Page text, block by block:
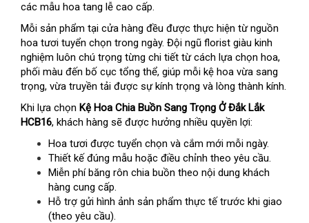
các mẫu hoa tang lễ cao cấp.
Mỗi sản phẩm tại cửa hàng đều được thực hiện từ nguồn
hoa tươi tuyển chọn trong ngày. Đội ngũ florist giàu kinh
nghiệm luôn chú trọng từng chi tiết từ cách lựa chọn hoa,
phối màu đến bố cục tổng thể, giúp mỗi kệ hoa vừa sang
trọng, vừa truyền tải được sự kính trọng và lòng thành kính.
Khi lựa chọn Kệ Hoa Chia Buồn Sang Trọng Ở Đắk Lắk
HCB16, khách hàng sẽ được hưởng nhiều quyền lợi:
Hoa tươi được tuyển chọn và cắm mới mỗi ngày.
Thiết kế đúng mẫu hoặc điều chỉnh theo yêu cầu.
Miễn phí băng rôn chia buồn theo nội dung khách
hàng cung cấp.
Hỗ trợ gửi hình ảnh sản phẩm thực tế trước khi giao
(theo yêu cầu).